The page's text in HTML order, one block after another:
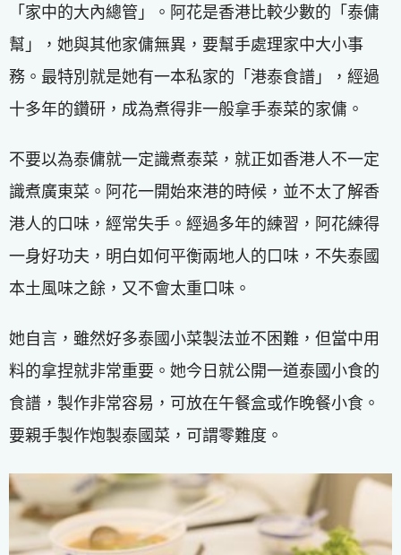
「家中的大內總管」。阿花是香港比較少數的「泰傭
幫」，她與其他家傭無異，要幫手處理家中大小事
務。最特別就是她有一本私家的「港泰食譜」，經過
十多年的鑽研，成為煮得非一般拿手泰菜的家傭。
不要以為泰傭就一定識煮泰菜，就正如香港人不一定
識煮廣東菜。阿花一開始來港的時候，並不太了解香
港人的口味，經常失手。經過多年的練習，阿花練得
一身好功夫，明白如何平衡兩地人的口味，不失泰國
本土風味之餘，又不會太重口味。
她自言，雖然好多泰國小菜製法並不困難，但當中用
料的拿捏就非常重要。她今日就公開一道泰國小食的
食譜，製作非常容易，可放在午餐盒或作晚餐小食。
要親手製作炮製泰國菜，可謂零難度。